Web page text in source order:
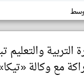
التربية
مع وكالة